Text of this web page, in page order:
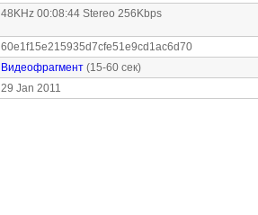
48KHz 00:08:44 Stereo 256Kbps
60e1f15e215935d7cfe51e9cd1ac6d70
Видеофрагмент (15-60 сек)
29 Jan 2011